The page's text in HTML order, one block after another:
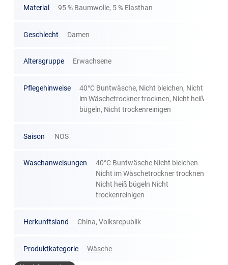
Material 95 % Baumwolle, 5 % Elasthan
Geschlecht Damen
Altersgruppe Erwachsene
Pflegehinweise
40°C Buntwäsche, Nicht bleichen, Nicht
im Wäschetrockner trocknen, Nicht heiß
bügeln, Nicht trockenreinigen
Saison NOS
Waschanweisungen
40°C Buntwäsche Nicht bleichen
Nicht im Wäschetrockner trocknen
Nicht heiß bügeln Nicht
trockenreinigen
Herkunftsland China, Volksrepublik
Produktkategorie Wäsche